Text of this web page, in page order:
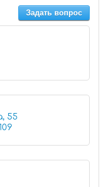
Задать вопрос
55
109